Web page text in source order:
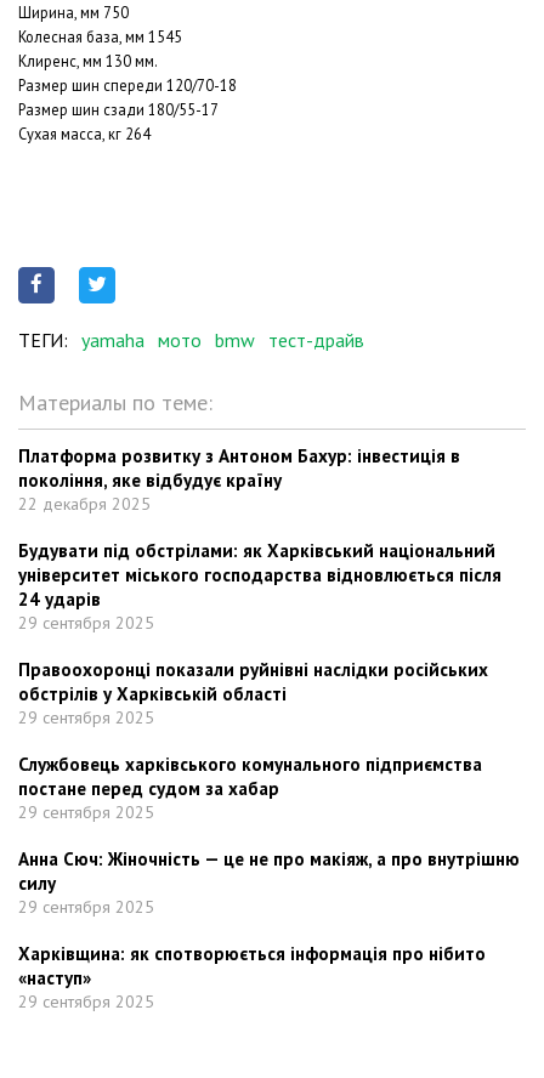
Ширина, мм 750
Колесная база, мм 1545
Клиренс, мм 130 мм.
Размер шин спереди 120/70-18
Размер шин сзади 180/55-17
Сухая масса, кг 264
ТЕГИ: yamaha мото bmw тест-драйв
Материалы по теме:
Платформа розвитку з Антоном Бахур: інвестиція в
покоління, яке відбудує країну
22 декабря 2025
Будувати під обстрілами: як Харківський національний
університет міського господарства відновлюється після
24 ударів
29 сентября 2025
Правоохоронці показали руйнівні наслідки російських
обстрілів у Харківській області
29 сентября 2025
Службовець харківського комунального підприємства
постане перед судом за хабар
29 сентября 2025
Анна Сюч: Жіночність — це не про макіяж, а про внутрішню
силу
29 сентября 2025
Харківщина: як спотворюється інформація про нібито
«наступ»
29 сентября 2025